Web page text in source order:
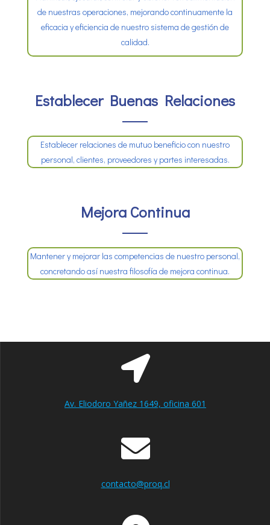
de nuestras operaciones, mejorando continuamente la
eficacia y eficiencia de nuestro sistema de gestión de
calidad.
Establecer Buenas Relaciones
Establecer relaciones de mutuo beneficio con nuestro
personal, clientes, proveedores y partes interesadas.
Mejora Continua
Mantener y mejorar las competencias de nuestro personal,
concretando así nuestra filosofía de mejora continua.
Av. Eliodoro Yañez 1649, oficina 601
contacto@proq.cl